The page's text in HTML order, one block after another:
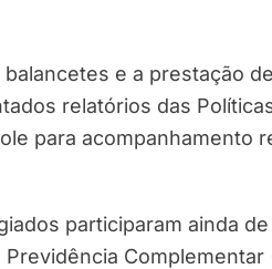
e a prestação
relatórios das
para acompanhamento
participaram ainda
Complementar